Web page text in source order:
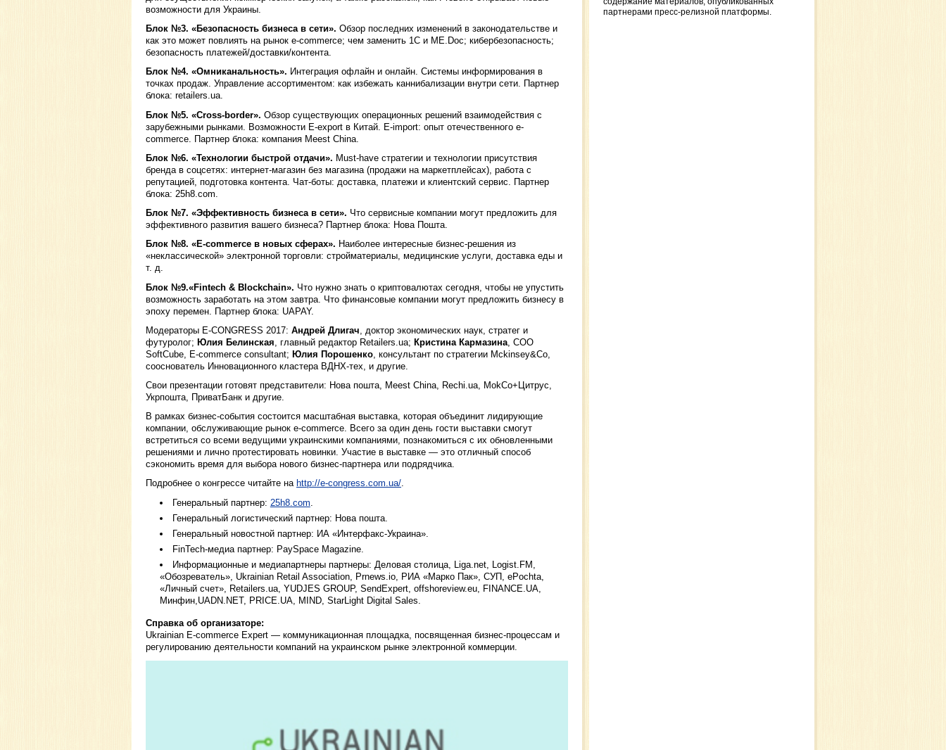
возможности для Украины.
Блок №3. «Безопасность бизнеса в сети». Обзор последних изменений в законодательстве и
как это может повлиять на рынок e-commerce; чем заменить 1С и ME.Doc; кибербезопасность;
безопасность платежей/доставки/контента.
Блок №4. «Омниканальность». Интеграция офлайн и онлайн. Системы информирования в
точках продаж. Управление ассортиментом: как избежать каннибализации внутри сети. Партнер
блока: retailers.ua.
Блок №5. «Cross-border». Обзор существующих операционных решений взаимодействия с
зарубежными рынками. Возможности E-export в Китай. E-import: опыт отечественного e-
commerce. Партнер блока: компания Meest China.
Блок №6. «Технологии быстрой отдачи». Must-have стратегии и технологии присутствия
бренда в соцсетях: интернет-магазин без магазина (продажи на маркетплейсах), работа с
репутацией, подготовка контента. Чат-боты: доставка, платежи и клиентский сервис. Партнер
блока: 25h8.com.
Блок №7. «Эффективность бизнеса в сети». Что сервисные компании могут предложить для
эффективного развития вашего бизнеса? Партнер блока: Нова Пошта.
Блок №8. «E-commerce в новых сферах». Наиболее интересные бизнес-решения из
«неклассической» электронной торговли: стройматериалы, медицинские услуги, доставка еды и
т. д.
Блок №9.«Fintech & Blockchain». Что нужно знать о криптовалютах сегодня, чтобы не упустить
возможность заработать на этом завтра. Что финансовые компании могут предложить бизнесу в
эпоху перемен. Партнер блока: UAPAY.
Модераторы E-CONGRESS 2017: Андрей Длигач , доктор экономических наук, стратег и
футуролог; Юлия Белинская , главный редактор Retailers.ua; Кристина Кармазина , COO
SoftCube, E-commerce consultant; Юлия Порошенко , консультант по стратегии Mckinsey&Co,
сооснователь Инновационного кластера ВДНХ-тех, и другие.
Свои презентации готовят представители: Нова пошта, Meest China, Rechi.ua, MokCo+Цитрус,
Укрпошта, ПриватБанк и другие.
В рамках бизнес-события состоится масштабная выставка, которая объединит лидирующие
компании, обслуживающие рынок e-commerce. Всего за один день гости выставки смогут
встретиться со всеми ведущими украинскими компаниями, познакомиться с их обновленными
решениями и лично протестировать новинки. Участие в выставке — это отличный способ
сэкономить время для выбора нового бизнес-партнера или подрядчика.
Подробнее о конгрессе читайте на http://e-congress.com.ua/.
Генеральный партнер: 25h8.com
Генеральный логистический партнер: Нова пошта.
Генеральный новостной партнер: ИА «Интерфакс-Украина».
FinTech-медиа партнер: PaySpace Magazine.
Информационные и медиапартнеры партнеры: Деловая столица, Liga.net, Logist.FM,
«Обозреватель», Ukrainian Retail Association, Prnews.io, РИА «Марко Пак», СУП, ePochta,
«Личный счет», Retailers.ua, YUDJES GROUP, SendExpert, offshoreview.eu, FINANCE.UA,
Минфин,UADN.NET, PRICE.UA, MIND, StarLight Digital Sales.
Справка об организаторе:
Ukrainian E-commerce Expert — коммуникационная площадка, посвященная бизнес-процессам и
регулированию деятельности компаний на украинском рынке электронной коммерции.
партнерами пресс-релизной платформы.